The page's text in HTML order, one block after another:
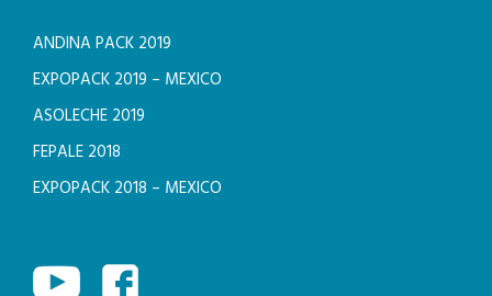
ANDINA PACK 2019
EXPOPACK 2019 – MEXICO
ASOLECHE 2019
FEPALE 2018
EXPOPACK 2018 – MEXICO